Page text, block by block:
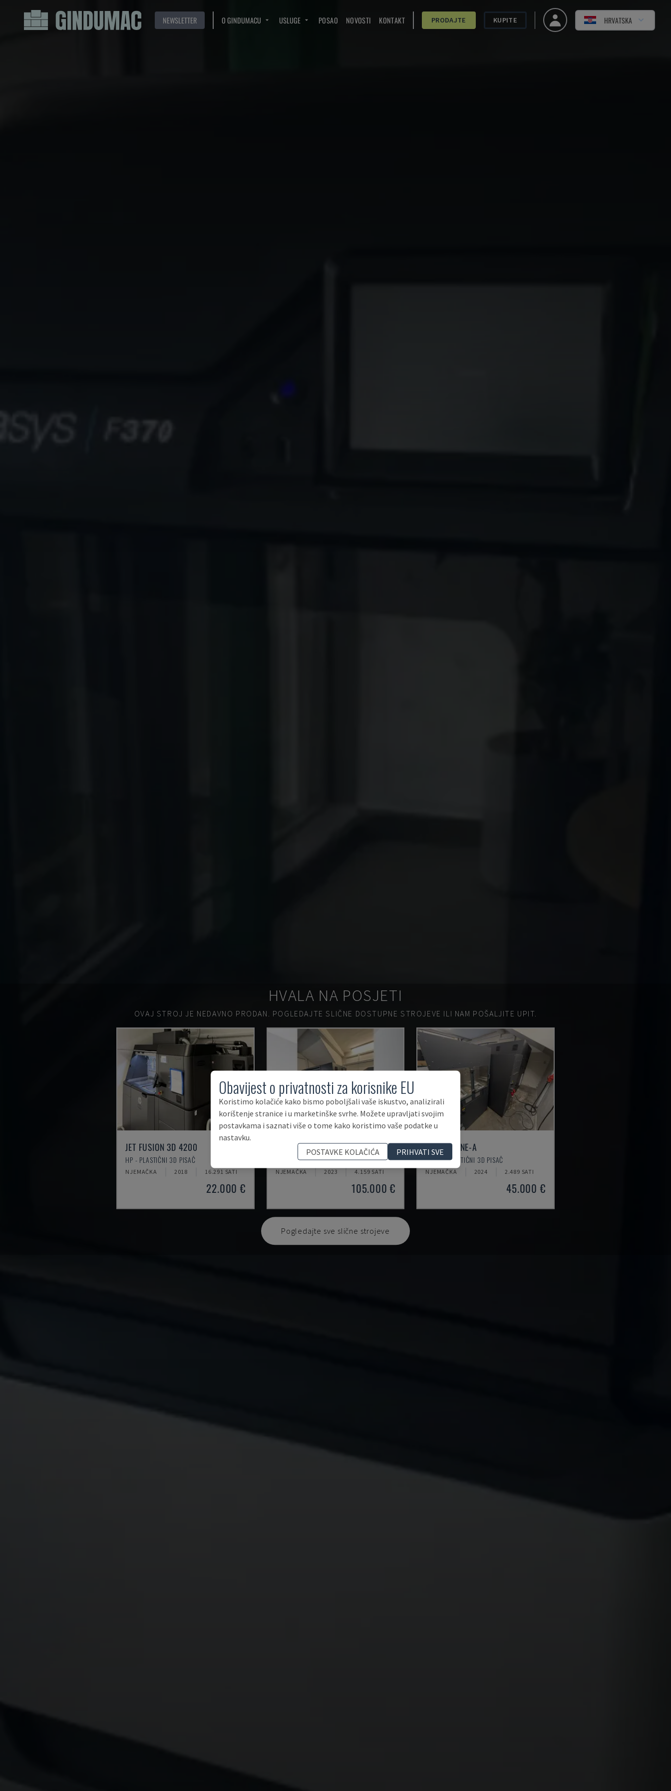
NEWSLETTER O GINDUMACU USLUGE POSAO NOVOSTI KONTAKT PRODAJTE KUPITE HRVATSKA
HVALA NA POSJETI
OVAJ STROJ JE NEDAVNO PRODAN. POGLEDAJTE SLIČNE DOSTUPNE STROJEVE ILI NAM POŠALJITE UPIT.
JET FUSION 3D 4200
HP - PLASTIČNI 3D PISAČ
NJEMAČKA 2018 16.291 SATI
22.000 €
3D PRECISION ONE
HAGE - PLASTIČNI 3D PISAČ
NJEMAČKA 2023 4.159 SATI
105.000 €
3D MEX-ONE-A
HAGE - PLASTIČNI 3D PISAČ
NJEMAČKA 2024 2.489 SATI
45.000 €
Pogledajte sve slične strojeve
Obavijest o privatnosti za korisnike EU
Koristimo kolačiće kako bismo poboljšali vaše iskustvo, analizirali
korištenje stranice i u marketinške svrhe. Možete upravljati svojim
postavkama i saznati više o tome kako koristimo vaše podatke u
nastavku.
POSTAVKE KOLAČIĆA
PRIHVATI SVE